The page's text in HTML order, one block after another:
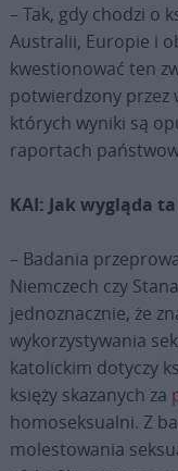
– Tak, gdy chodzi o
Australii, Europie i
kwestionować ten
potwierdzony przez
których wyniki są
raportach
KAI: Jak wygląda
– Badania
Niemczech czy
jednoznacznie, że
wykorzystywania
katolickim dotyczy
księży skazanych za
homoseksualni. Z
molestowania